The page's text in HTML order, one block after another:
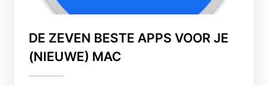
DE ZEVEN BESTE APPS VOOR JE
(NIEUWE) MAC